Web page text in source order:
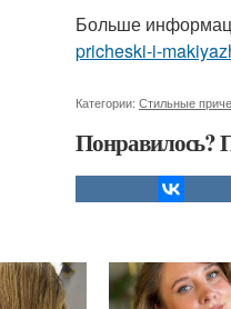
Больше
pricheski-i-
Категории: Стильные
Понравилось?